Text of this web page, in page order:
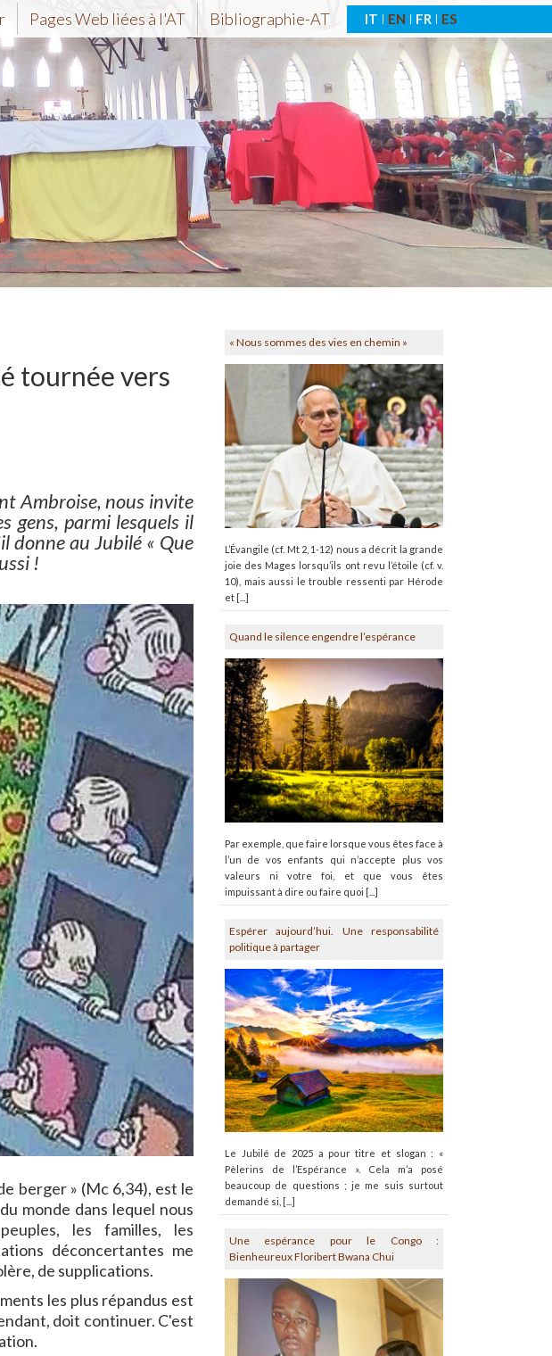
Pages Web liées à l'AT Bibliographie-AT IT EN FR ES
tournée vers
Ambroise, nous invite
gens, parmi lesquels il
donne au Jubilé « Que
!
berger » (Mc 6,34), est le
monde dans lequel nous
les familles, les
déconcertantes me
de supplications.
les plus répandus est
doit continuer. C'est
« Nous sommes des vies en chemin »
L’Évangile (cf. Mt 2, 1-12) nous a décrit la grande
joie des Mages lorsqu’ils ont revu l’étoile (cf. v.
10), mais aussi le trouble ressenti par Hérode
et [...]
Quand le silence engendre l’espérance
Par exemple, que faire lorsque vous êtes face à
l’un de vos enfants qui n’accepte plus vos
valeurs ni votre foi, et que vous êtes
impuissant à dire ou faire quoi [...]
Espérer aujourd’hui. Une responsabilité
politique à partager
Le Jubilé de 2025 a pour titre et slogan : «
Pèlerins de l’Espérance ». Cela m’a posé
beaucoup de questions ; je me suis surtout
demandé si, [...]
Une espérance pour le Congo :
Bienheureux Floribert Bwana Chui